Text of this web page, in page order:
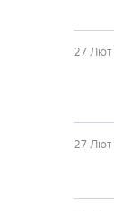
27 Лют
27 Лют